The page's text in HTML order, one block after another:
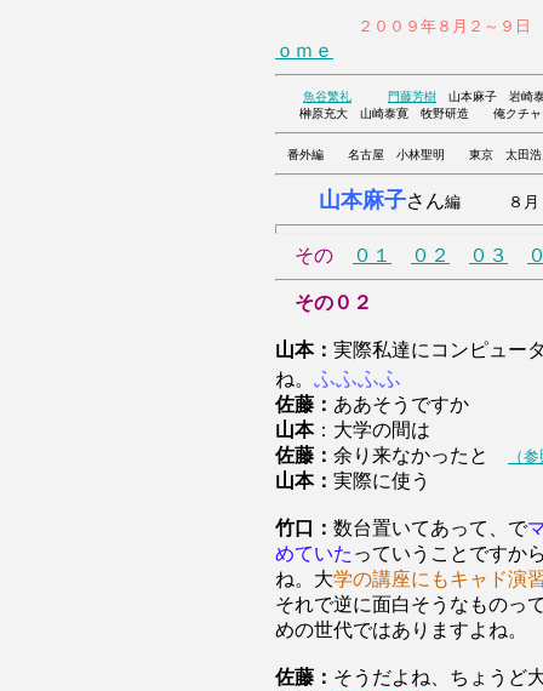
２００９年８月２～９日
ｏｍｅ
魚谷繁礼 門藤芳樹 山本麻子 岩崎
榊原充大 山崎泰寛 牧野研造 俺
番外編 名古屋 小林聖明 東京 太田浩
山本麻子さん編 ８月０
その ０１ ０２ ０３
その０２
山本： 実際私達にコンピュー
ね。 ふふふふ
佐藤： ああそうですか
山本：大学の間は
佐藤： 余り来なかったと （
山本： 実際に使う
竹口： 数台置いてあって、で
めていた っていうことですか
ね。大学の講座にもキャド演
それで逆に面白そうなものっ
めの世代ではありますよね。
佐藤： そうだよね、ちょうど